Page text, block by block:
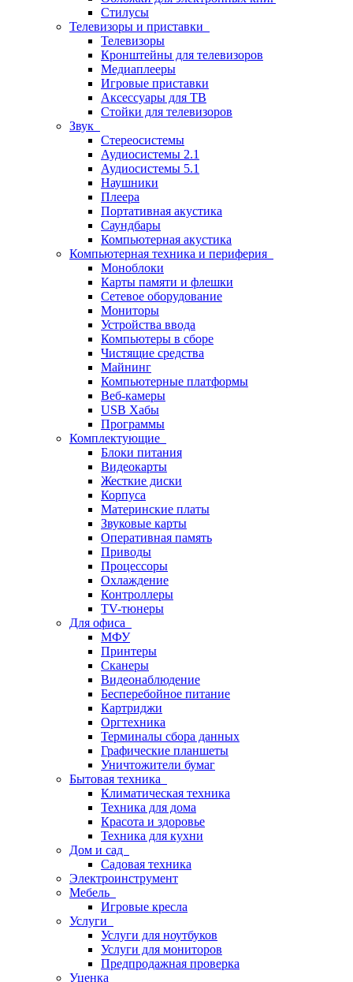
Стилусы
Телевизоры и приставки
Телевизоры
Кронштейны для телевизоров
Медиаплееры
Игровые приставки
Аксессуары для ТВ
Стойки для телевизоров
Звук
Стереосистемы
Аудиосистемы 2.1
Аудиосистемы 5.1
Наушники
Плеера
Портативная акустика
Саундбары
Компьютерная акустика
Компьютерная техника и периферия
Моноблоки
Карты памяти и флешки
Сетевое оборудование
Мониторы
Устройства ввода
Компьютеры в сборе
Чистящие средства
Майнинг
Компьютерные платформы
Веб-камеры
USB Хабы
Программы
Комплектующие
Блоки питания
Видеокарты
Жесткие диски
Корпуса
Материнские платы
Звуковые карты
Оперативная память
Приводы
Процессоры
Охлаждение
Контроллеры
TV-тюнеры
Для офиса
МФУ
Принтеры
Сканеры
Видеонаблюдение
Бесперебойное питание
Картриджи
Оргтехника
Терминалы сбора данных
Графические планшеты
Уничтожители бумаг
Бытовая техника
Климатическая техника
Техника для дома
Красота и здоровье
Техника для кухни
Дом и сад
Садовая техника
Электроинструмент
Мебель
Игровые кресла
Услуги
Услуги для ноутбуков
Услуги для мониторов
Предпродажная проверка
Уценка